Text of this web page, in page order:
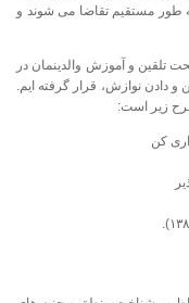
طور مستقیم تقاضا می شوند و
تلقین و آموزش والدینمان در
و دادن نوازش، قرار گرفته ایم.
زیر است:
کن